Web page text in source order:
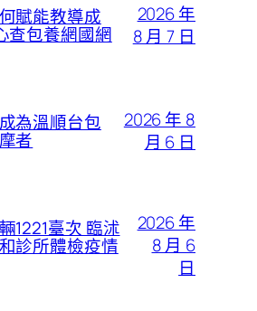
賦能教導成
查包養網國網
2026 年
8 月 7 日
為溫順台包
者
2026 年 8
月 6 日
1221臺次 臨沭
診所體檢疫情
2026 年
8 月 6
日